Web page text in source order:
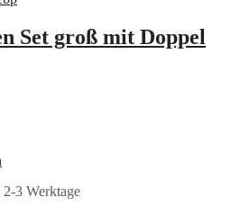
Set groß mit Doppel
2-3 Werktage